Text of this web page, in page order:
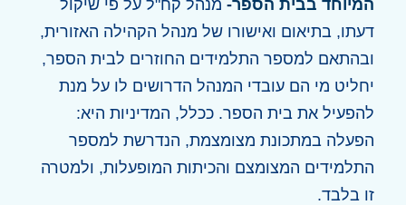
המיוחד בבית הספר- מנהל קח"ל על פי שיקול
דעתו, בתיאום ואישורו של מנהל הקהילה האזורית,
ובהתאם למספר התלמידים החוזרים לבית הספר,
יחליט מי הם עובדי המנהל הדרושים לו על מנת
להפעיל את בית הספר. ככלל, המדיניות היא:
הפעלה במתכונת מצומצמת, הנדרשת למספר
התלמידים המצומצם והכיתות המופעלות, ולמטרה
זו בלבד.